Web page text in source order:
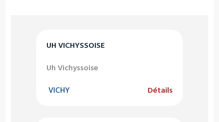
UH VICHYSSOISE
Uh Vichyssoise
VICHY Détails